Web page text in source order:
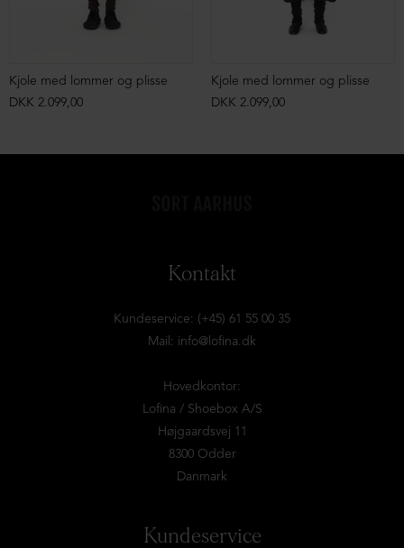
Kjole med lommer og plisse
DKK 2.099,00
Kjole med lommer og plisse
DKK 2.099,00
Kontakt
Kundeservice: (+45) 61 55 00 35
Mail: info@lofina.dk
Hovedkontor:
Lofina / Shoebox A/S
Højgaardsvej 11
8300 Odder
Danmark
Kundeservice